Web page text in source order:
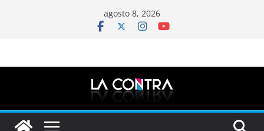
agosto 8, 2026